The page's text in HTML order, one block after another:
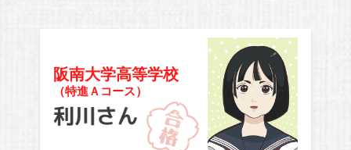
阪南大学高等学校
（特進Ａコース）